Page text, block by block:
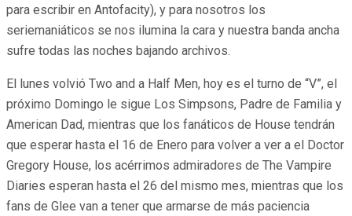
para escribir en Antofacity), y para nosotros los
seriemaniáticos se nos ilumina la cara y nuestra banda ancha
sufre todas las noches bajando archivos.
El lunes volvió Two and a Half Men, hoy es el turno de “V”, el
próximo Domingo le sigue Los Simpsons, Padre de Familia y
American Dad, mientras que los fanáticos de House tendrán
que esperar hasta el 16 de Enero para volver a ver a el Doctor
Gregory House, los acérrimos admiradores de The Vampire
Diaries esperan hasta el 26 del mismo mes, mientras que los
fans de Glee van a tener que armarse de más paciencia